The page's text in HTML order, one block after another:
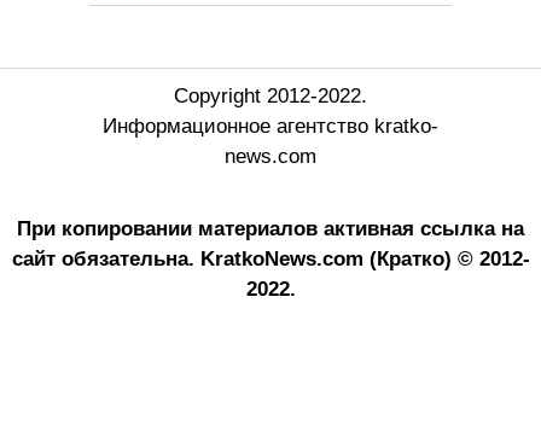
Copyright 2012-2022.
Информационное агентство kratko-
news.com
При копировании материалов активная ссылка на
сайт обязательна. KratkoNews.com (Кратко) © 2012-
2022.